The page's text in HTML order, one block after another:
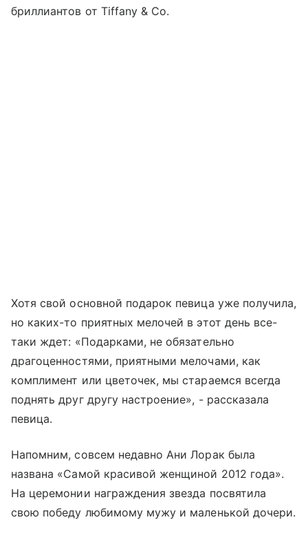
бриллиантов от Tiffany & Co.
Хотя свой основной подарок певица уже получила,
но каких-то приятных мелочей в этот день все-
таки ждет: «Подарками, не обязательно
драгоценностями, приятными мелочами, как
комплимент или цветочек, мы стараемся всегда
поднять друг другу настроение», - рассказала
певица.
Напомним, совсем недавно Ани Лорак была
названа «Самой красивой женщиной 2012 года».
На церемонии награждения звезда посвятила
свою победу любимому мужу и маленькой дочери.